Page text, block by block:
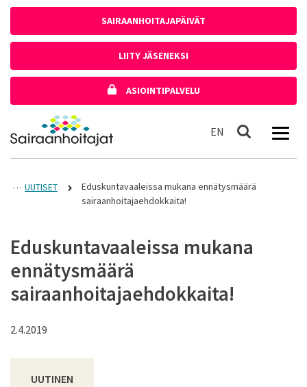
SAIRAANHOITAJAPÄIVÄT
LIITY JÄSENEKSI
ASIOINTIPALVELU
Etusivulle
EN In English
Haku
UUTISET
Eduskuntavaaleissa mukana ennätysmäärä
sairaanhoitajaehdokkaita!
Eduskuntavaaleissa mukana
ennätysmäärä
sairaanhoitajaehdokkaita!
2.4.2019
UUTINEN